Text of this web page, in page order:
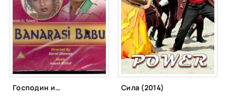
Господин из Бенареса (1997) Сила (2014)